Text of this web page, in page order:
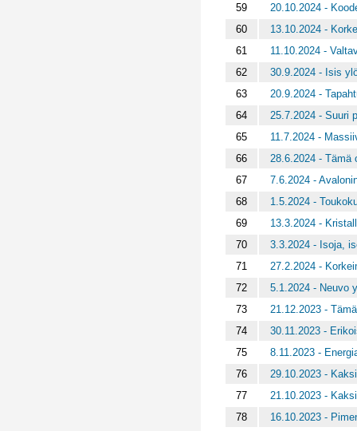
59
20.10.2024 -
60
13.10.2024 -
61
11.10.2024 -
62
30.9.2024 - Isis
63
20.9.2024 -
64
25.7.2024 - Suuri
65
11.7.2024 -
66
28.6.2024 - Tämä
67
7.6.2024 -
68
1.5.2024 -
69
13.3.2024 -
70
3.3.2024 - Isoja,
71
27.2.2024 -
72
5.1.2024 - Neuvo
73
21.12.2023 -
74
30.11.2023 -
75
8.11.2023 -
76
29.10.2023 -
77
21.10.2023 -
78
16.10.2023 -